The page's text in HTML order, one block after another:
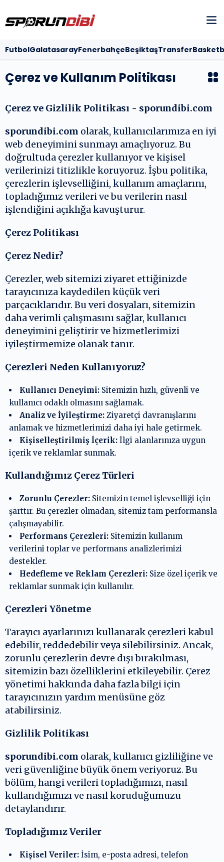
Futbol
KÜNYE
İLETİŞİM
HAKKIMIZDA
FutbolGalatasarayFenerbahçeBeşiktaşTransfer
Çerez ve Kullanım Politikası
Çerez ve Gizlilik Politikası - sporundibi.com
sporundibi.com olarak, kullanıcılarımıza en iyi
web deneyimini sunmayı amaçlıyoruz. Bu
doğrultuda çerezler kullanıyor ve kişisel
verilerinizi titizlikle koruyoruz. İşbu politika,
çerezlerin işlevselliğini, kullanım amaçlarını,
topladığımız verileri ve bu verilerin nasıl
işlendiğini açıklığa kavuşturur.
Çerez Politikası
Çerez Nedir?
Çerezler, web sitemizi ziyaret ettiğinizde
tarayıcınıza kaydedilen küçük veri
parçacıklarıdır. Bu veri dosyaları, sitemizin
daha verimli çalışmasını sağlar, kullanıcı
deneyimini geliştirir ve hizmetlerimizi
iyileştirmemize olanak tanır.
Çerezleri Neden Kullanıyoruz?
Kullanıcı Deneyimi:Sitemizin hızlı, güvenli ve
kullanıcı odaklı olmasını sağlamak.
Analiz ve İyileştirme:Ziyaretçi davranışlarını
anlamak ve hizmetlerimizi daha iyi hale getirmek.
Kişiselleştirilmiş İçerik:İlgi alanlarınıza uygun
içerik ve reklamlar sunmak.
Kullandığımız Çerez Türleri
Zorunlu Çerezler:Sitemizin temel işlevselliği için
şarttır. Bu çerezler olmadan, sitemiz tam performansla
çalışmayabilir.
Performans Çerezleri:Sitemizin kullanım
verilerini toplar ve performans analizlerimizi
destekler.
Hedefleme ve Reklam Çerezleri:Size özel içerik ve
reklamlar sunmak için kullanılır.
Çerezleri Yönetme
Tarayıcı ayarlarınızı kullanarak çerezleri kabul
edebilir, reddedebilir veya silebilirsiniz. Ancak,
zorunlu çerezlerin devre dışı bırakılması,
sitemizin bazı özelliklerini etkileyebilir. Çerez
yönetimi hakkında daha fazla bilgi için
tarayıcınızın yardım menüsüne göz
atabilirsiniz.
Gizlilik Politikası
sporundibi.com olarak, kullanıcı gizliliğine ve
veri güvenliğine büyük önem veriyoruz. Bu
bölüm, hangi verileri topladığımızı, nasıl
kullandığımızı ve nasıl koruduğumuzu
detaylandırır.
Topladığımız Veriler
Kişisel Veriler:İsim, e-posta adresi, telefon